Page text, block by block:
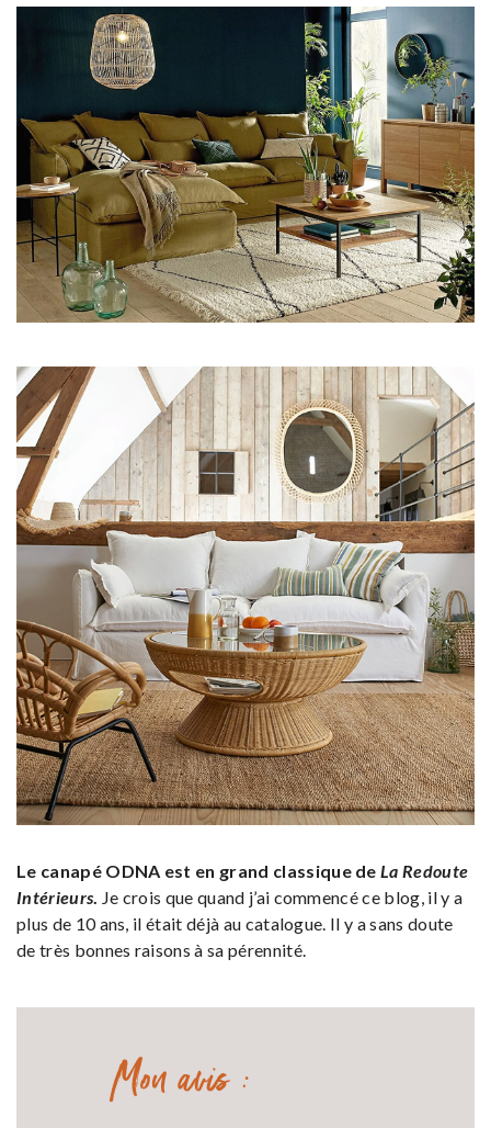
Le canapé ODNA est en grand classique deLa Redoute
Intérieurs Je crois que quand j’ai commencé ce blog, il y a
plus de 10 ans, il était déjà au catalogue. Il y a sans doute
de très bonnes raisons à sa pérennité.
Mon avis :